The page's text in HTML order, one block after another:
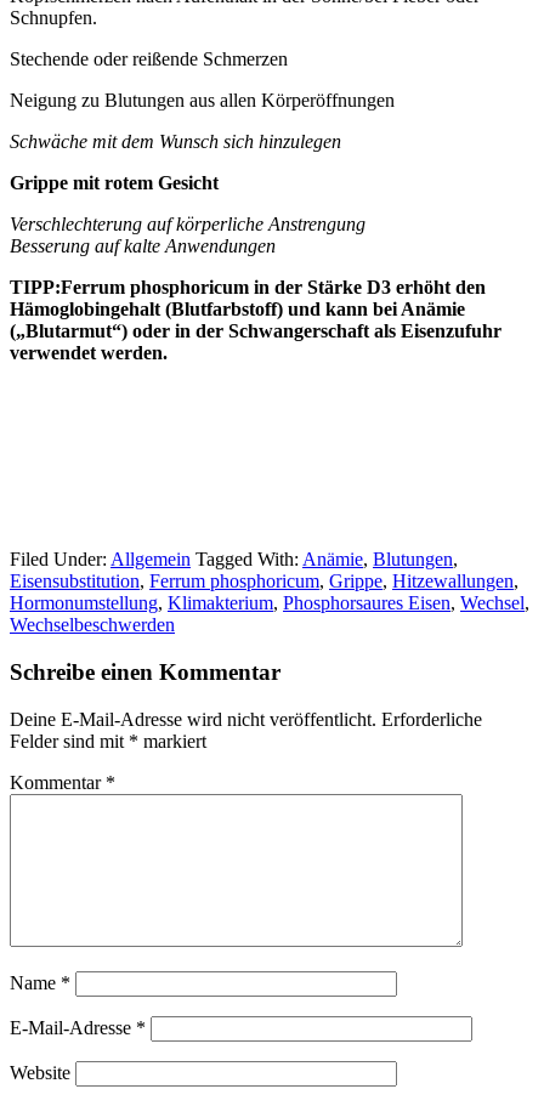
Schnupfen.
Stechende oder reißende Schmerzen
Neigung zu Blutungen aus allen Körperöffnungen
Schwäche mit dem Wunsch sich hinzulegen
Grippe mit rotem Gesicht
Verschlechterung auf körperliche Anstrengung
Besserung auf kalte Anwendungen
TIPP:Ferrum phosphoricum in der Stärke D3 erhöht den
Hämoglobingehalt (Blutfarbstoff) und kann bei Anämie
(„Blutarmut“) oder in der Schwangerschaft als Eisenzufuhr
verwendet werden.
Filed Under: Allgemein Tagged With: Anämie, Blutungen,
Eisensubstitution, Ferrum phosphoricum, Grippe, Hitzewallungen,
Hormonumstellung, Klimakterium, Phosphorsaures Eisen, Wechsel,
Wechselbeschwerden
Schreibe einen Kommentar
Deine E-Mail-Adresse wird nicht veröffentlicht. Erforderliche
Felder sind mit * markiert
Kommentar *
Name *
E-Mail-Adresse *
Website